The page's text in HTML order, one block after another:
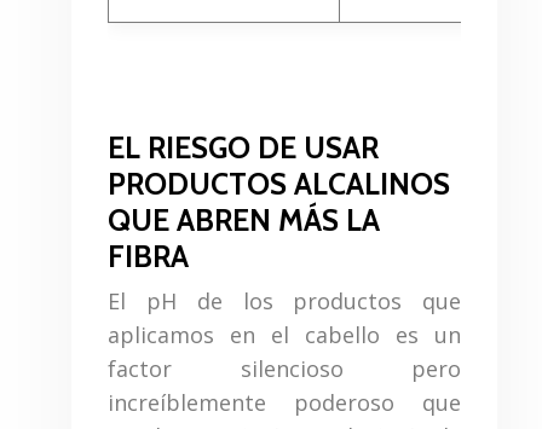
EL RIESGO DE USAR
PRODUCTOS ALCALINOS
QUE ABREN MÁS LA
FIBRA
El pH de los productos que
aplicamos en el cabello es un
factor silencioso pero
increíblemente poderoso que